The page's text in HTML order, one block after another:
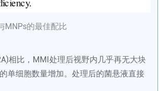
MNPs的最佳配比
相比，MMI处理后视野内几乎再无大块
单细胞数量增加。处理后的菌悬液直接